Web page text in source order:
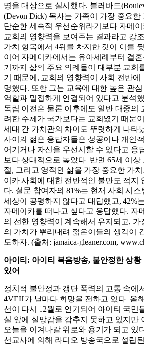
명을 대상으로 실시했다. 블러바드
(Devon Dick) 목사는 가족이 가장 중요한
단순한 세속적 우선순위라기보다 자메
교회의 영향력을 보여주는 결과라고 강
가치 항목에서 4위를 차지한 것이 이를
이어 자메이카에서는 유아세례부터 결
기까지 삶의 주요 의례들이 대부분 교회
기 때문에, 교회의 영향력이 사회 전반에
명했다. 또한 그는 교육에 대한 높은 관
역할과 밀접하게 연결되어 있다고 분석
독립 이전은 물론 이후에도 일반 대중의
려한 주체가 국가보다는 교회였기 때문
세대 간 가치관의 차이도 뚜렷하게 나타
사이의 젊은 응답자들은 성공이나 개인
어기거나 자신을 우선시할 수 있다고 응
보다 상대적으로 높았다. 반면 65세 이상
절, 그리고 영적인 삶을 가장 중요한 가치
이카 사회에 대한 전반적인 불만도 적지
다. 설문 참여자의 81%는 현재 사회 시스
세상이 공평하지 않다고 대답했고, 42%
자메이카를 떠나고 싶다고 응답했다. 자
의 선한 영향력이 계속해서 유지되고, 가
의 가치가 뿌리내려 젊은이들의 생각이
도하자. (출처: jamaica-gleaner.com,
아이티: 아이티 복음방송, 불안정한 상황
있어
정치적 불안정과 갱단 폭력의 고통 속에
4VEH가 날마다 희망을 전하고 있다. 올
선이 다시 12월로 연기되어 아이티 국민
실 앞에 실망감을 감추지 못하고 있지만
오늘을 이겨나갈 위로와 용기가 되고 있
선교사에 의해 라디오 방송국으로 설립